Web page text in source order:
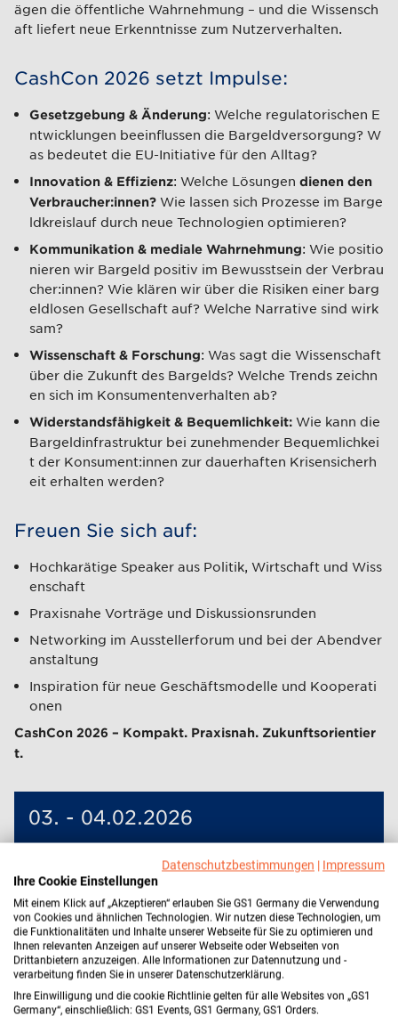
ägen die öffentliche Wahrnehmung – und die Wissensch
aft liefert neue Erkenntnisse zum Nutzerverhalten.
CashCon 2026 setzt Impulse:
Gesetzgebung & Änderung: Welche regulatorischen E
ntwicklungen beeinflussen die Bargeldversorgung? W
as bedeutet die EU-Initiative für den Alltag?
Innovation & Effizienz: Welche Lösungen dienen den
Verbraucher:innen? Wie lassen sich Prozesse im Barge
ldkreislauf durch neue Technologien optimieren?
Kommunikation & mediale Wahrnehmung: Wie positio
nieren wir Bargeld positiv im Bewusstsein der Verbrau
cher:innen? Wie klären wir über die Risiken einer barg
eldlosen Gesellschaft auf? Welche Narrative sind wirk
sam?
Wissenschaft & Forschung: Was sagt die Wissenschaft
über die Zukunft des Bargelds? Welche Trends zeichn
en sich im Konsumentenverhalten ab?
Widerstandsfähigkeit & Bequemlichkeit: Wie kann die
Bargeldinfrastruktur bei zunehmender Bequemlichkei
t der Konsument:innen zur dauerhaften Krisensicherh
eit erhalten werden?
Freuen Sie sich auf:
Hochkarätige Speaker aus Politik, Wirtschaft und Wiss
enschaft
Praxisnahe Vorträge und Diskussionsrunden
Networking im Ausstellerforum und bei der Abendver
anstaltung
Inspiration für neue Geschäftsmodelle und Kooperati
onen
CashCon 2026 – Kompakt. Praxisnah. Zukunftsorientier
t.
03. - 04.02.2026
2 Tage
1190
Jetzt anmelden
Termin merken
Datenschutzbestimmungen | Impressum
Ihre Cookie Einstellungen
Mit einem Klick auf „Akzeptieren“ erlauben Sie GS1 Germany die Verwendung
von Cookies und ähnlichen Technologien. Wir nutzen diese Technologien, um
die Funktionalitäten und Inhalte unserer Webseite für Sie zu optimieren und
Ihnen relevanten Anzeigen auf unserer Webseite oder Webseiten von
Drittanbietern anzuzeigen. Alle Informationen zur Datennutzung und -
verarbeitung finden Sie in unserer Datenschutzerklärung.
Ihre Einwilligung und die cookie Richtlinie gelten für alle Websites von „GS1
Germany“, einschließlich: GS1 Events, GS1 Germany, GS1 Orders.